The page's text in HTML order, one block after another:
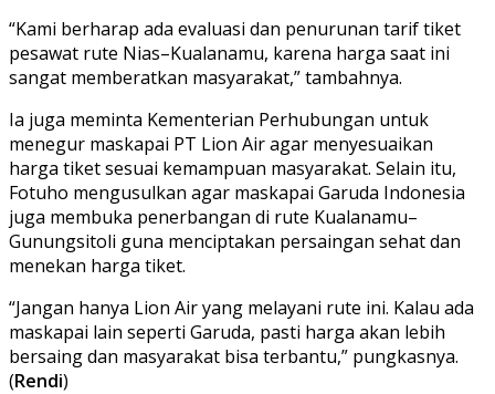
“Kami berharap ada evaluasi dan penurunan tarif tiket
pesawat rute Nias–Kualanamu, karena harga saat ini
sangat memberatkan masyarakat,” tambahnya.
Ia juga meminta Kementerian Perhubungan untuk
menegur maskapai PT Lion Air agar menyesuaikan
harga tiket sesuai kemampuan masyarakat. Selain itu,
Fotuho mengusulkan agar maskapai Garuda Indonesia
juga membuka penerbangan di rute Kualanamu–
Gunungsitoli guna menciptakan persaingan sehat dan
menekan harga tiket.
“Jangan hanya Lion Air yang melayani rute ini. Kalau ada
maskapai lain seperti Garuda, pasti harga akan lebih
bersaing dan masyarakat bisa terbantu,” pungkasnya.
(Rendi)